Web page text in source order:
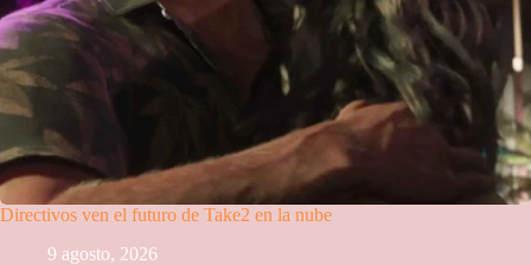
Directivos ven el futuro de Take2 en la nube
9 agosto, 2026